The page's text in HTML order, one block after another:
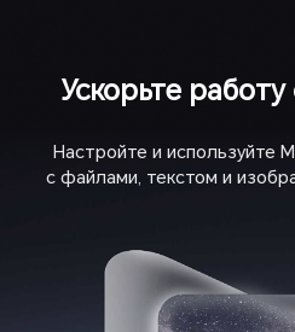
Ускорьте
Настройте и используйте
с файлами, текстом и